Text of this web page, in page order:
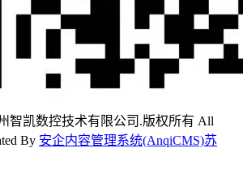
智凯数控技术有限公司.版权所有 All
By 安企内容管理系统(AnqiCMS)苏